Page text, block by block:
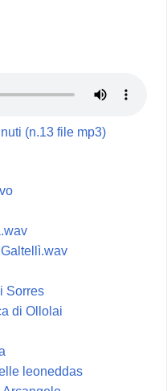
(n.13 file mp3)
Sorres
di Ollolai
leoneddas